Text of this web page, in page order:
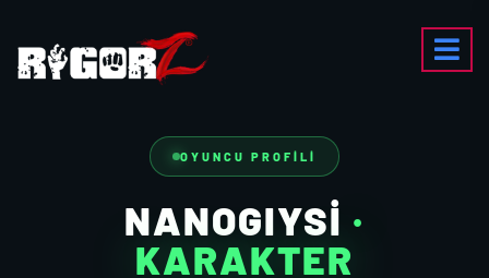
OYUNCU PROFILI
NANOGIYSİ ·
KARAKTER